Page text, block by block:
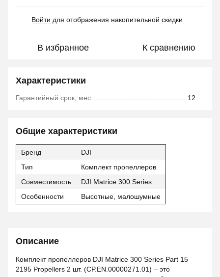
Войти для отображения накопительной скидки
В избранное К сравнению
Характеристики
Гарантийный срок, мес. 12
Общие характеристики
Бренд
DJI
Тип
Комплект пропеллеров
Совместимость
DJI Matrice 300 Series
Особенности
Высотные, малошумные
Описание
Комплект пропеллеров DJI Matrice 300 Series Part 15
2195 Propellers 2 шт. (CP.EN.00000271.01) – это